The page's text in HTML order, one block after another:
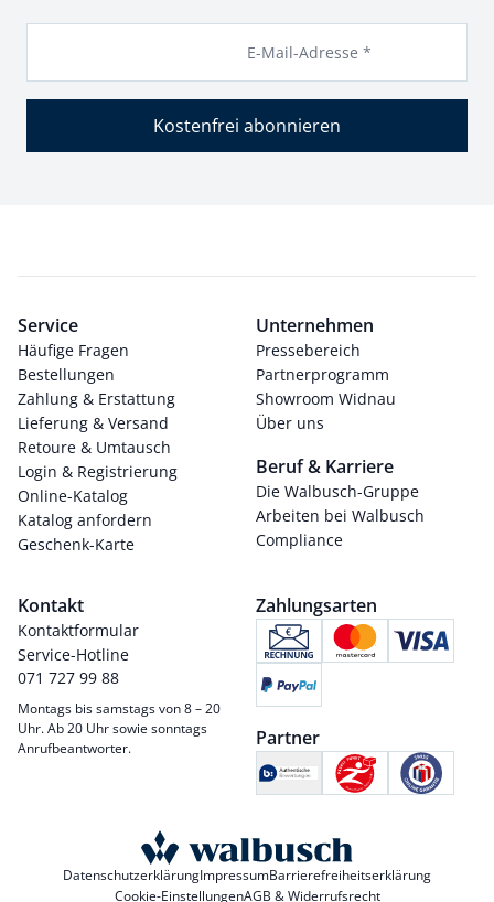
E-Mail-Adresse *
Kostenfrei abonnieren
Service
Häufige Fragen
Bestellungen
Zahlung & Erstattung
Lieferung & Versand
Retoure & Umtausch
Login & Registrierung
Online-Katalog
Katalog anfordern
Geschenk-Karte
Unternehmen
Pressebereich
Partnerprogramm
Showroom Widnau
Über uns
Beruf & Karriere
Die Walbusch-Gruppe
Arbeiten bei Walbusch
Compliance
Kontakt
Kontaktformular
Service-Hotline
071 727 99 88
Montags bis samstags von 8 – 20
Uhr. Ab 20 Uhr sowie sonntags
Anrufbeantworter.
Zahlungsarten
Partner
DatenschutzerklärungImpressumBarrierefreiheitserklärung
Cookie-EinstellungenAGB & Widerrufsrecht